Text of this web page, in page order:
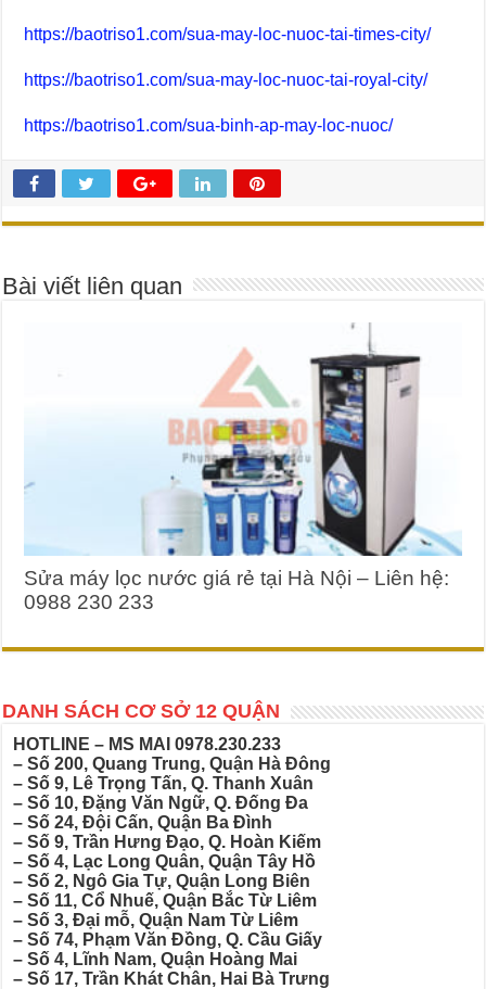
https://baotriso1.com/sua-may-loc-nuoc-tai-times-city/
https://baotriso1.com/sua-may-loc-nuoc-tai-royal-city/
https://baotriso1.com/sua-binh-ap-may-loc-nuoc/
Bài viết liên quan
Sửa máy lọc nước giá rẻ tại Hà Nội – Liên hệ:
0988 230 233
DANH SÁCH CƠ SỞ 12 QUẬN
HOTLINE – MS MAI0978.230.233
– Số 200, Quang Trung, Quận Hà Đông
– Số 9, Lê Trọng Tấn, Q. Thanh Xuân
– Số 10, Đặng Văn Ngữ, Q. Đống Đa
– Số 24, Đội Cấn, Quận Ba Đình
– Số 9, Trần Hưng Đạo, Q. Hoàn Kiếm
– Số 4, Lạc Long Quân, Quận Tây Hồ
– Số 2, Ngô Gia Tự, Quận Long Biên
– Số 11, Cổ Nhuế, Quận Bắc Từ Liêm
– Số 3, Đại mỗ, Quận Nam Từ Liêm
– Số 74, Phạm Văn Đồng, Q. Cầu Giấy
– Số 4, Lĩnh Nam, Quận Hoàng Mai
– Số 17, Trần Khát Chân, Hai Bà Trưng